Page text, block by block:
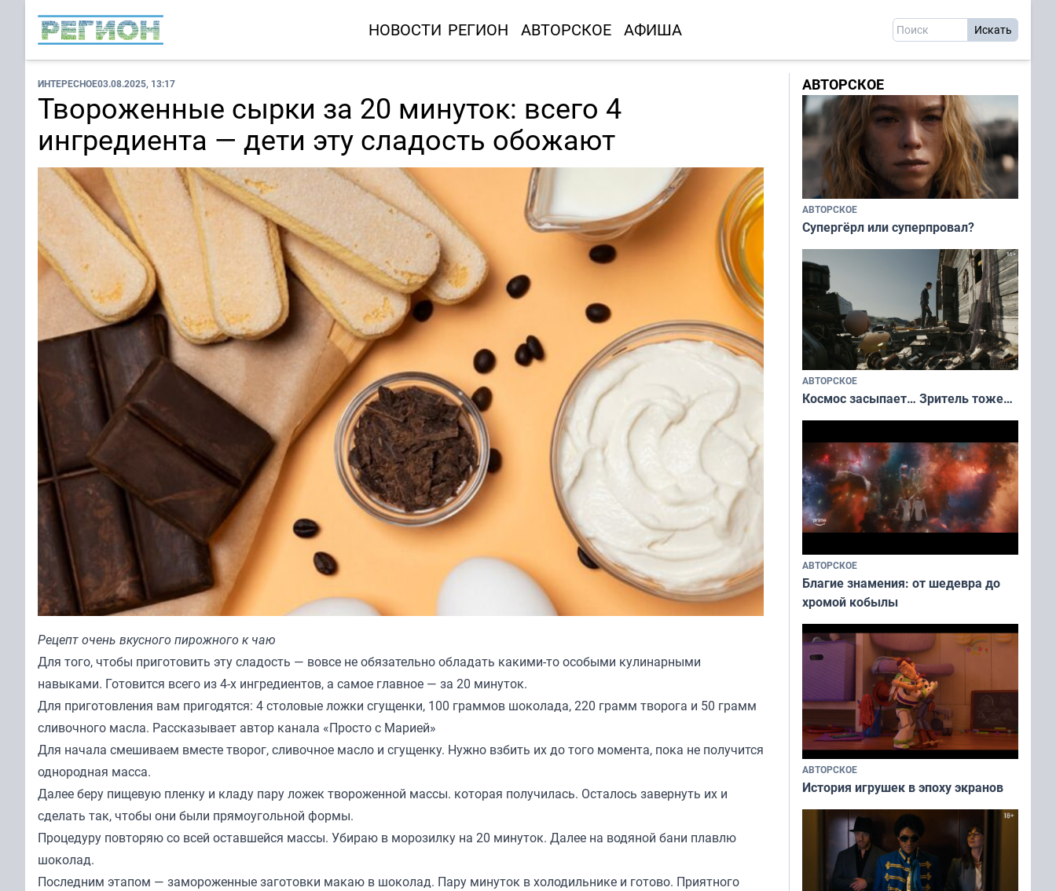
НОВОСТИ РЕГИОН АВТОРСКОЕ АФИША
ИНТЕРЕСНОЕ03.08.2025, 13:17
Твороженные сырки за 20 минуток: всего 4
ингредиента — дети эту сладость обожают
Рецепт очень вкусного пирожного к чаю
Для того, чтобы приготовить эту сладость — вовсе не обязательно обладать какими-то особыми кулинарными
навыками. Готовится всего из 4-х ингредиентов, а самое главное — за 20 минуток.
Для приготовления вам пригодятся: 4 столовые ложки сгущенки, 100 граммов шоколада, 220 грамм творога и 50 грамм
сливочного масла. Рассказывает автор канала «Просто с Марией»
Для начала смешиваем вместе творог, сливочное масло и сгущенку. Нужно взбить их до того момента, пока не получится
однородная масса.
Далее беру пищевую пленку и кладу пару ложек твороженной массы. которая получилась. Осталось завернуть их и
сделать так, чтобы они были прямоугольной формы.
Процедуру повторяю со всей оставшейся массы. Убираю в морозилку на 20 минуток. Далее на водяной бани плавлю
шоколад.
Последним этапом — замороженные заготовки макаю в шоколад. Пару минуток в холодильнике и готово. Приятного
АВТОРСКОЕ
АВТОРСКОЕ
Супергёрл или суперпровал?
АВТОРСКОЕ
Космос засыпает… Зритель тоже…
АВТОРСКОЕ
Благие знамения: от шедевра до
хромой кобылы
АВТОРСКОЕ
История игрушек в эпоху экранов